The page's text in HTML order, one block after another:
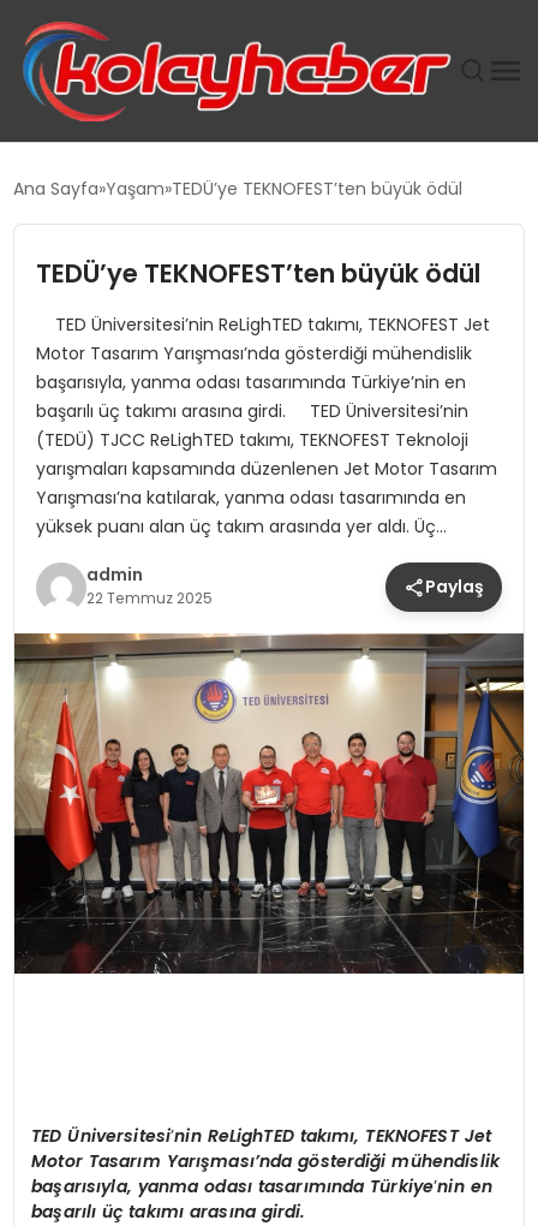
GÜCÜNÜBÜYÜTÜYOR
TANYER YAPI ZEMIN MÜHENDISLIĞINDE HEDEF
BÜYÜTTÜ
TOROSLAR’DA PAZAR GERGİNLİĞİ!
Ana Sayfa Yaşam TEDÜ’ye TEKNOFEST’ten büyük ödül
TEDÜ’ye TEKNOFEST’ten büyük ödül
TED Üniversitesi’nin ReLighTED takımı, TEKNOFEST Jet
Motor Tasarım Yarışması’nda gösterdiği mühendislik
başarısıyla, yanma odası tasarımında Türkiye’nin en
başarılı üç takımı arasına girdi. TED Üniversitesi’nin
(TEDÜ) TJCC ReLighTED takımı, TEKNOFEST Teknoloji
yarışmaları kapsamında düzenlenen Jet Motor Tasarım
Yarışması’na katılarak, yanma odası tasarımında en
yüksek puanı alan üç takım arasında yer aldı. Üç…
admin
22 Temmuz 2025 Paylaş
TEDÜniversitesi’nin ReLighTED takımı, TEKNOFEST Jet
Motor Tasarım Yarışması’nda gösterdiği mühendislik
başarısıyla, yanma odası tasarımında Türkiye’nin en
başarılı üç takımı arasına girdi.